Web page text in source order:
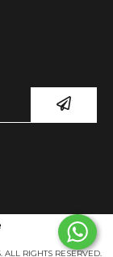
RIGHTS RESERVED.